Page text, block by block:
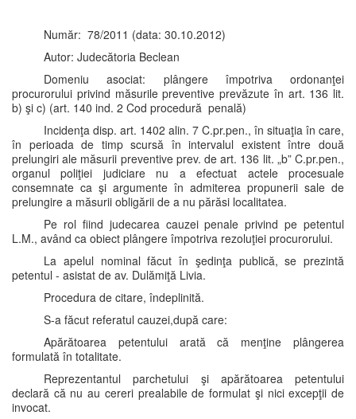
Număr: 78/2011 (data: 30.10.2012)
Autor: Judecătoria Beclean
Domeniu asociat: plângere împotriva ordonanţei
procurorului privind măsurile preventive prevăzute în art. 136 lit.
b) şi c) (art. 140 ind. 2 Cod procedură penală)
Incidenţa disp. art. 1402 alin. 7 C.pr.pen., în situaţia în care,
în perioada de timp scursă în intervalul existent între două
prelungiri ale măsurii preventive prev. de art. 136 lit. „b” C.pr.pen.,
organul poliţiei judiciare nu a efectuat actele procesuale
consemnate ca şi argumente în admiterea propunerii sale de
prelungire a măsurii obligării de a nu părăsi localitatea.
Pe rol fiind judecarea cauzei penale privind pe petentul
L.M., având ca obiect plângere împotriva rezoluţiei procurorului.
La apelul nominal făcut în şedinţa publică, se prezintă
petentul - asistat de av. Dulămiţă Livia.
Procedura de citare, îndeplinită.
S-a făcut referatul cauzei,după care:
Apărătoarea petentului arată că menţine plângerea
formulată în totalitate.
Reprezentantul parchetului şi apărătoarea petentului
declară că nu au cereri prealabile de formulat şi nici excepţii de
invocat.